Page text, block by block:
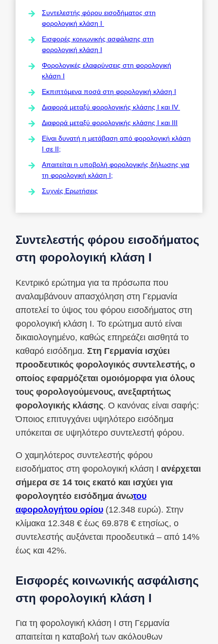
Συντελεστής φόρου εισοδήματος στη
φορολογική κλάση I
Εισφορές κοινωνικής ασφάλισης στη
φορολογική κλάση I
Φορολογικές ελαφρύνσεις στη φορολογική
κλάση Ι
Εκπιπτόμενα ποσά στη φορολογική κλάση Ι
Διαφορά μεταξύ φορολογικής κλάσης Ι και IV
Διαφορά μεταξύ φορολογικής κλάσης Ι και ΙΙΙ
Είναι δυνατή η μετάβαση από φορολογική κλάση
I σε II;
Απαιτείται η υποβολή φορολογικής δήλωσης για
τη φορολογική κλάση I;
Συχνές Ερωτήσεις
Συντελεστής φόρου εισοδήματος
στη φορολογική κλάση I
Κεντρικό ερώτημα για τα πρόσωπα που
αναλαμβάνουν απασχόληση στη Γερμανία
αποτελεί το ύψος του φόρου εισοδήματος στη
φορολογική κλάση I. Το ερώτημα αυτό είναι
δικαιολογημένο, καθώς επηρεάζει αισθητά το
καθαρό εισόδημα. Στη Γερμανία ισχύει
προοδευτικός φορολογικός συντελεστής, ο
οποίος εφαρμόζεται ομοιόμορφα για όλους
τους φορολογούμενους, ανεξαρτήτως
φορολογικής κλάσης. Ο κανόνας είναι σαφής:
Όποιος επιτυγχάνει υψηλότερο εισόδημα
υπόκειται σε υψηλότερο συντελεστή φόρου.
Ο χαμηλότερος συντελεστής φόρου
εισοδήματος στη φορολογική κλάση I ανέρχεται
σήμερα σε 14 τοις εκατό και ισχύει για
φορολογητέο εισόδημα άνωτου
αφορολογήτου ορίου (12.348 ευρώ). Στην
κλίμακα 12.348 € έως 69.878 € ετησίως, ο
συντελεστής αυξάνεται προοδευτικά – από 14%
έως και 42%.
Εισφορές κοινωνικής ασφάλισης
στη φορολογική κλάση I
Για τη φορολογική κλάση I στη Γερμανία
απαιτείται η καταβολή των ακόλουθων